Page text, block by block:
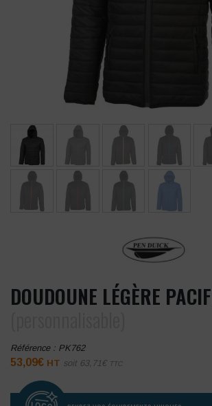
DOUDOUNE LÉGÈRE
Référence : PK762
53,09€ HT soit 63,71 € TTC